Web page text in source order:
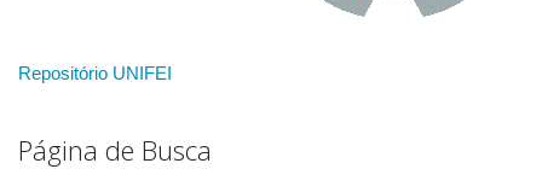
Repositório UNIFEI
Página de Busca